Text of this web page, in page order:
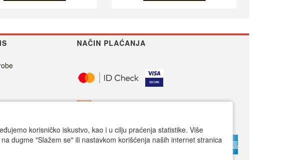
NAČIN PLAĆANJA
korisničko iskustvo, kao i u cilju praćenja statistike. Više
dugme "Slažem se" ili nastavkom korišćenja naših internet stranica